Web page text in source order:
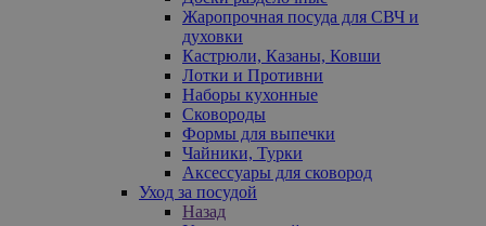
Жаропрочная посуда для СВЧ и
духовки
Кастрюли, Казаны, Ковши
Лотки и Противни
Наборы кухонные
Сковороды
Формы для выпечки
Чайники, Турки
Аксессуары для сковород
Уход за посудой
Назад